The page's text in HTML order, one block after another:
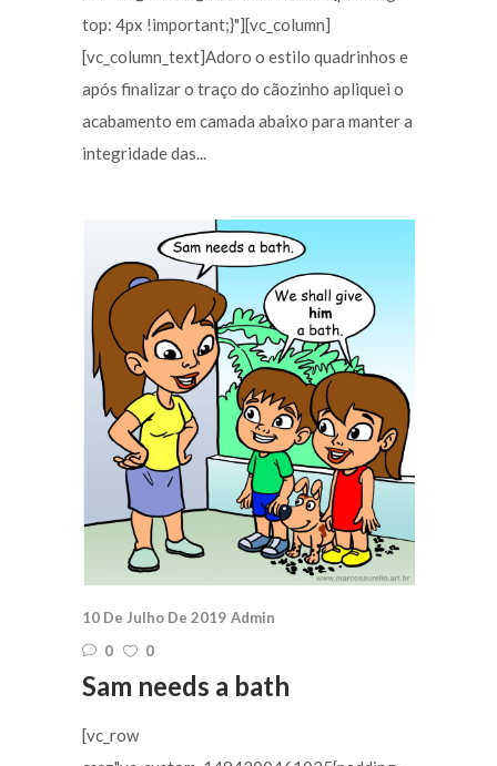
top: 4px !important;}"][vc_column]
[vc_column_text]Adoro o estilo quadrinhos e
após finalizar o traço do cãozinho apliquei o
acabamento em camada abaixo para manter a
integridade das...
10 De Julho De 2019 Admin
0
0
Sam needs a bath
[vc_row